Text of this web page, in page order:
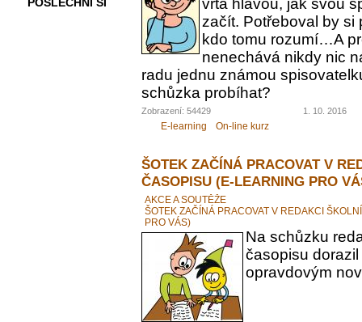
vrtá hlavou, jak svou
začít. Potřeboval by si
kdo tomu rozumí…A
nenechává nikdy nic
radu jednu známou
schůzka probíhat?
Zobrazení: 54429 1. 10. 2016
E-learning On-line kurz
ŠOTEK ZAČÍNÁ PRACOVAT V
ČASOPISU (E-LEARNING PRO
AKCE A SOUTĚŽE
ŠOTEK ZAČÍNÁ PRACOVAT V REDAKCI
PRO VÁS)
Na schůzku
časopisu
opravdovým